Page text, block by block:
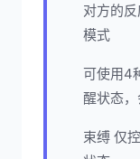
对方的
模式
可使用4
醒状态
束缚 仅